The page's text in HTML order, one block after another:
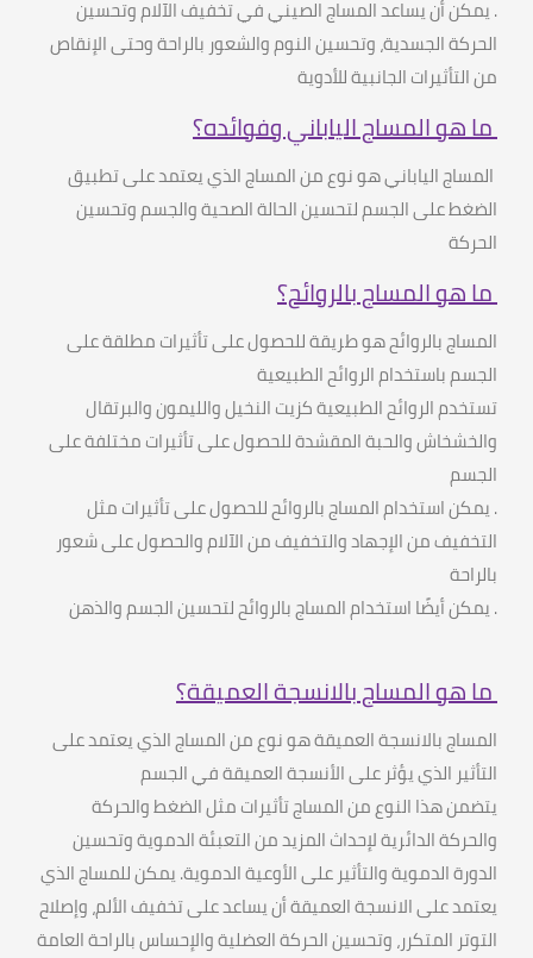
.يمكن أن يساعد المساج الصيني في تخفيف الآلام وتحسين
الحركة الجسدية، وتحسين النوم والشعور بالراحة وحتى الإنقاص
من التأثيرات الجانبية للأدوية
ما هو المساج الياباني وفوائده؟
المساج الياباني هو نوع من المساج الذي يعتمد على تطبيق
الضغط على الجسم لتحسين الحالة الصحية والجسم وتحسين
الحركة
ما هو المساج بالروائح؟
المساج بالروائح هو طريقة للحصول على تأثيرات مطلقة على
الجسم باستخدام الروائح الطبيعية
تستخدم الروائح الطبيعية كزيت النخيل والليمون والبرتقال
والخشخاش والحبة المقشدة للحصول على تأثيرات مختلفة على
الجسم
.يمكن استخدام المساج بالروائح للحصول على تأثيرات مثل
التخفيف من الإجهاد والتخفيف من الآلام والحصول على شعور
بالراحة
.يمكن أيضًا استخدام المساج بالروائح لتحسين الجسم والذهن
ما هو المساج بالانسجة العميقة؟
المساج بالانسجة العميقة هو نوع من المساج الذي يعتمد على
التأثير الذي يؤثر على الأنسجة العميقة في الجسم
يتضمن هذا النوع من المساج تأثيرات مثل الضغط والحركة
والحركة الدائرية لإحداث المزيد من التعبئة الدموية وتحسين
الدورة الدموية والتأثير على الأوعية الدموية.يمكن للمساج الذي
يعتمد على الانسجة العميقة أن يساعد على تخفيف الألم، وإصلاح
التوتر المتكرر، وتحسين الحركة العضلية والإحساس بالراحة العامة